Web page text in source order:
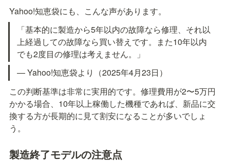
Yahoo!知恵袋にも、こんな声があります。
「基本的に製造から5年以内の故障なら修理、それ以
上経過しての故障なら買い替えです。また10年以内
でも2度目の修理は考えません。」
— Yahoo!知恵袋より（2025年4月23日）
この判断基準は非常に実用的です。修理費用が2〜5万円
かかる場合、10年以上稼働した機種であれば、新品に交
換する方が長期的に見て割安になることが多いでしょ
う。
製造終了モデルの注意点